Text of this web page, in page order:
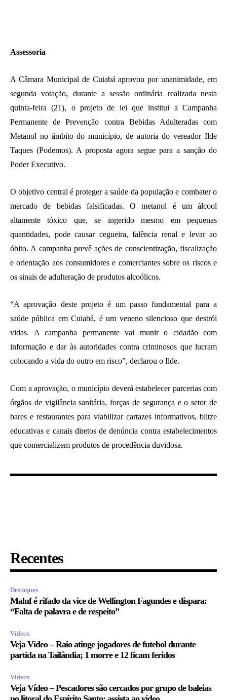
Assessoria
A Câmara Municipal de Cuiabá aprovou por unanimidade, em
segunda votação, durante a sessão ordinária realizada nesta
quinta-feira (21), o projeto de lei que institui a Campanha
Permanente de Prevenção contra Bebidas Adulteradas com
Metanol no âmbito do município, de autoria do vereador Ilde
Taques (Podemos). A proposta agora segue para a sanção do
Poder Executivo.
O objetivo central é proteger a saúde da população e combater o
mercado de bebidas falsificadas. O metanol é um álcool
altamente tóxico que, se ingerido mesmo em pequenas
quantidades, pode causar cegueira, falência renal e levar ao
óbito. A campanha prevê ações de conscientização, fiscalização
e orientação aos consumidores e comerciantes sobre os riscos e
os sinais de adulteração de produtos alcoólicos.
“A aprovação deste projeto é um passo fundamental para a
saúde pública em Cuiabá, é um veneno silencioso que destrói
vidas. A campanha permanente vai munir o cidadão com
informação e dar às autoridades contra criminosos que lucram
colocando a vida do outro em risco”, declarou o Ilde.
Com a aprovação, o município deverá estabelecer parcerias com
órgãos de vigilância sanitária, forças de segurança e o setor de
bares e restaurantes para viabilizar cartazes informativos, blitze
educativas e canais diretos de denúncia contra estabelecimentos
que comercializem produtos de procedência duvidosa.
Recentes
Destaques
Maluf é rifado da vice de Wellington Fagundes e dispara:
“Falta de palavra e de respeito”
Vídeos
Veja Vídeo – Raio atinge jogadores de futebol durante
partida na Tailândia; 1 morre e 12 ficam feridos
Vídeos
Veja Vídeo – Pescadores são cercados por grupo de baleias